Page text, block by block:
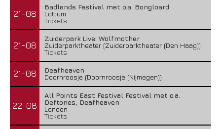
21-08
Badlands Festival met o.a. Bongloard
Lottum
Tickets
21-08
Zuiderpark Live: Wolfmother
Zuiderparktheater (Zuiderparktheater (Den Haag))
Tickets
21-08
Deafheaven
Doornroosje (Doornroosje (Nijmegen))
22-08
All Points East Festival Festival met o.a.
Deftones, Deafheaven
London
Tickets